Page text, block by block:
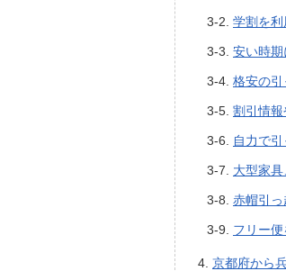
学割を利
安い時期
格安の
割引情
自力で
大型家
赤帽引っ
フリー
京都府から